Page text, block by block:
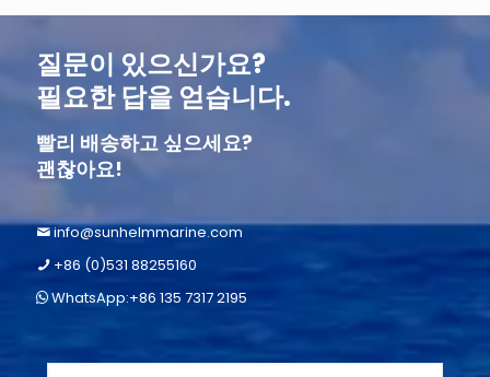
질문이 있으신가요?
필요한 답을 얻습니다.
빨리 배송하고 싶으세요?
괜찮아요!
info@sunhelmmarine.com
+86 (0)531 88255160
WhatsApp:+86 135 7317 2195